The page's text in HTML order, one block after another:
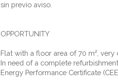
sin previo aviso.
OPPORTUNITY
Flat with a floor area of 70 m², very
In need of a complete refurbishment.
Energy Performance Certificate